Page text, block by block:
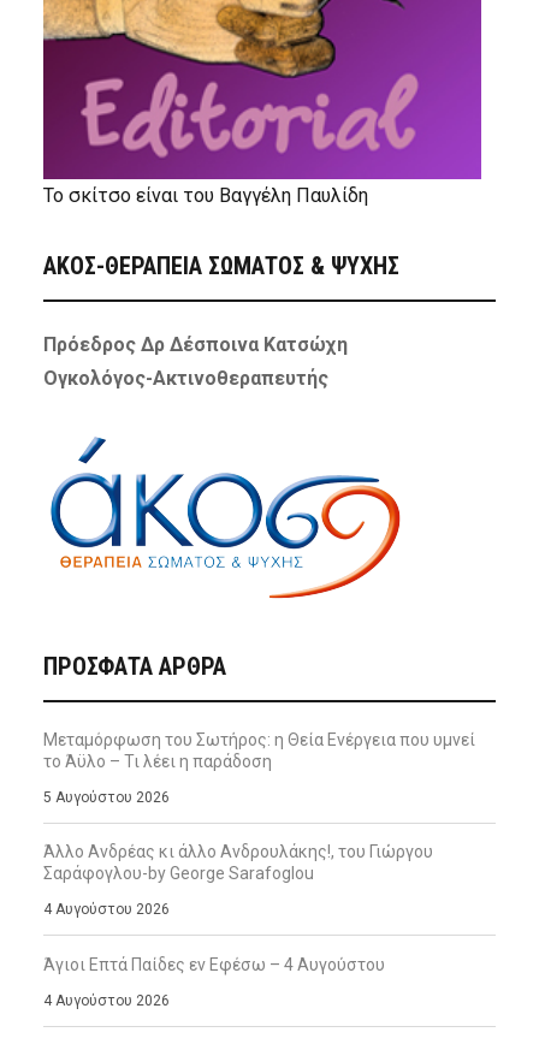
Το σκίτσο είναι του Βαγγέλη Παυλίδη
ΑΚΟΣ-ΘΕΡΑΠΕΙΑ ΣΩΜΑΤΟΣ & ΨΥΧΗΣ
Πρόεδρος Δρ Δέσποινα Κατσώχη
Ογκολόγος-Ακτινοθεραπευτής
ΠΡΌΣΦΑΤΑ ΆΡΘΡΑ
Μεταμόρφωση του Σωτήρος: η Θεία Ενέργεια που υμνεί
το Άϋλο – Τι λέει η παράδοση
5 Αυγούστου 2026
Άλλο Ανδρέας κι άλλο Ανδρουλάκης!, του Γιώργου
Σαράφογλου-by George Sarafoglou
4 Αυγούστου 2026
Άγιοι Επτά Παίδες εν Εφέσω – 4 Αυγούστου
4 Αυγούστου 2026